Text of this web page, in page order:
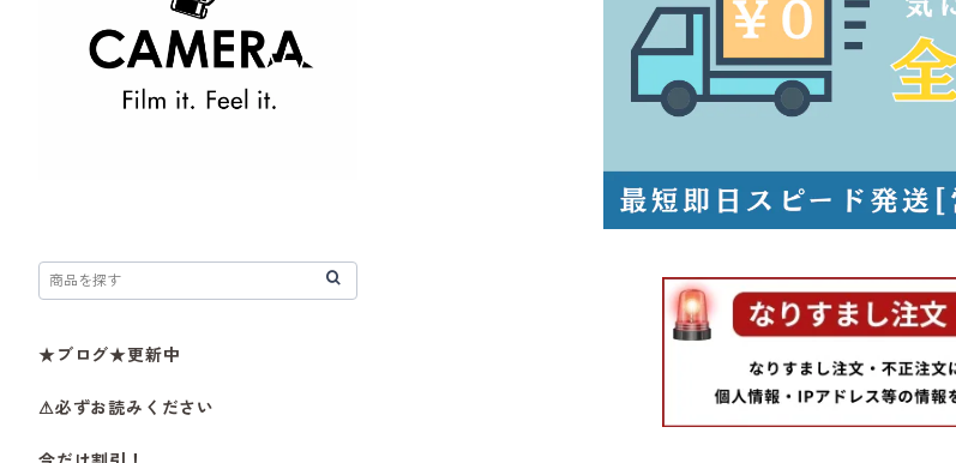
★ブログ★更新中
⚠必ずお読みください